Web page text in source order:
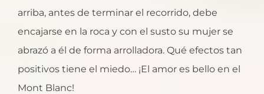
arriba, antes de terminar el recorrido, debe
encajarse en la roca y con el susto su mujer se
abrazó a él de forma arrolladora. Qué efectos tan
positivos tiene el miedo… ¡El amor es bello en el
Mont Blanc!